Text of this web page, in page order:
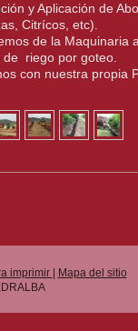
y Aplicación de
Citrícos, etc).
de la Maquinaria
de riego por goteo.
con nuestra propia
imprimir
Mapa del sitio